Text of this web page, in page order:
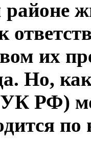
их
Но,
УК РФ)
по